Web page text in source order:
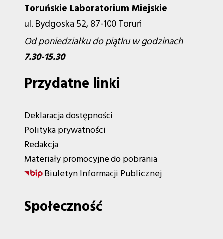
Toruńskie Laboratorium Miejskie
ul. Bydgoska 52, 87-100 Toruń
Od poniedziałku do piątku w godzinach
7.30-15.30
Przydatne linki
Deklaracja dostępności
Polityka prywatności
Redakcja
Materiały promocyjne do pobrania
Biuletyn Informacji Publicznej
Społeczność